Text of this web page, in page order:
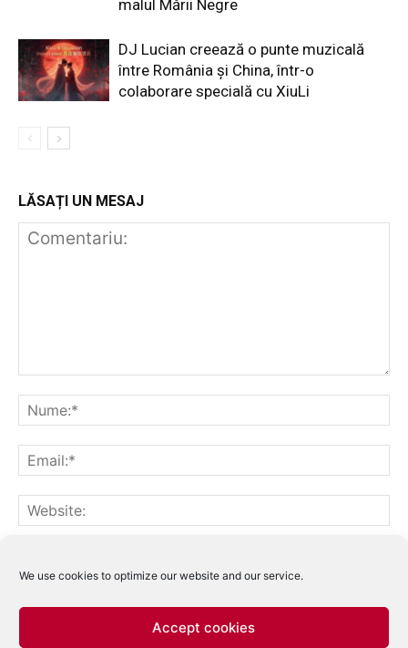
We use cookies to optimize our website and our service.
Accept cookies
malul Mării Negre
DJ Lucian creează o punte muzicală
între România și China, într-o
colaborare specială cu XiuLi
LĂSAȚI UN MESAJ
Notifică-mă prin email când sunt publicate articole noi.